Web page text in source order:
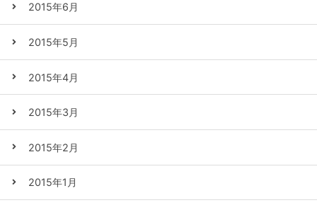
2015年6月
2015年5月
2015年4月
2015年3月
2015年2月
2015年1月